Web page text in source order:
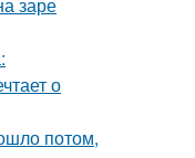
о
потом,